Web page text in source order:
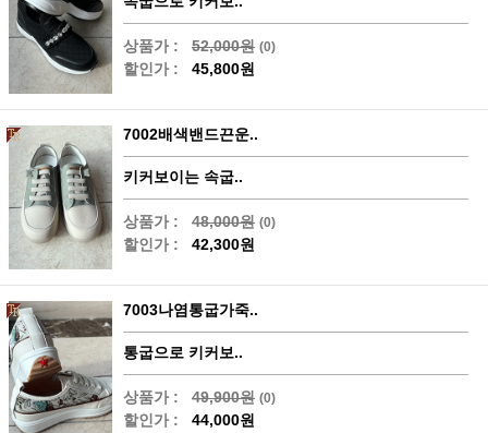
상품가 : 52,000원 (0)
할인가 : 45,800원
7002배색밴드끈운..
키커보이는 속굽..
상품가 : 48,000원 (0)
할인가 : 42,300원
7003나염통굽가죽..
통굽으로 키커보..
상품가 : 49,900원 (0)
할인가 : 44,000원